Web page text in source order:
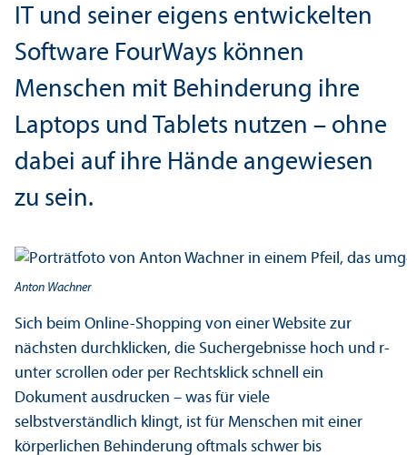
IT und seiner eigens entwickelten
Software FourWays können
Menschen mit Behinderung ihre
Laptops und Tablets nutzen – ohne
dabei auf ihre Hände angewiesen
zu sein.
Anton Wachner
Sich beim Online-Shopping von einer Website zur
nächsten durchklicken, die Suchergebnisse hoch und r­
unter scrollen oder per Rechts­klick schnell ein
Dokument ausdrucken – was für viele
selbstverständlich klingt, ist für Menschen mit einer
körperlichen Behinderung oftmals schwer bis